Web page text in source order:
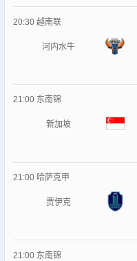
20:30 越南联
河内水牛
21:00 东南锦
新加坡
21:00 哈萨克甲
贾伊克
21:00 东南锦